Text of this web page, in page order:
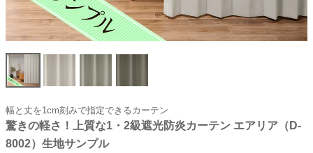
幅と丈を1cm刻みで指定できるカーテン
驚きの軽さ！上質な1・2級遮光防炎カーテン エアリア（D-
8002）生地サンプル